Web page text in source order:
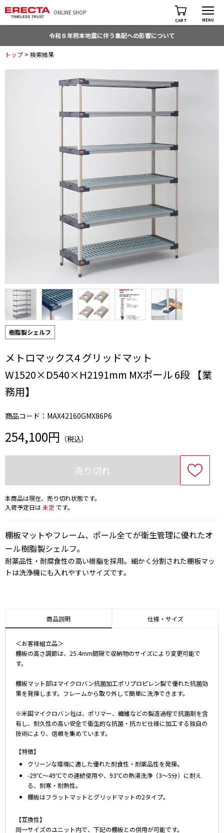
ONLINE SHOP
CART MENU
令和８年熊本地震に伴う集配への影響について
トップ > 検索結果
樹脂製シェルフ
メトロマックス4 グリッドマット
W1520×D540×H2191mm MXポール 6段 【業
務用】
商品コード：MAX42160GMX86P6
254,100円 （税込）
売り切れ
本商品は現在、売り切れ状態です。
入荷予定日は未定 です。
棚板マットやフレーム、ポール全てが衛生管理に優れたオ
ール樹脂製シェルフ。
耐薬品性・耐腐食性の高い樹脂を採用。細かく分割された棚板マッ
トは洗浄機にも入れやすいサイズです。
商品説明 仕様・サイズ
＜お客様組立品＞
棚板の高さ調節は、25.4mm間隔で収納物のサイズにより変更可能で
す。
棚板マット部はマイクロバン抗菌加工ポリプロピレン製で優れた抗菌効
果を発揮します。フレームから取り外して簡単に洗浄できます。
※米国マイクロバン社は、ポリマー、繊維などの製造過程で抗菌剤を含
有し、耐久性の高い安全で衛生的な抗菌・抗カビ仕様に加工する独自の
技術により、信頼を集めています。
【特徴】
クリーンな環境に適した優れた耐食性・耐薬品性を発揮。
-29℃～49℃での連続使用や、93℃の熱湯洗浄（3～5分）に耐え
る、耐寒・耐熱性。
棚板はフラットマットとグリッドマットの2タイプ。
【互換性】
同一サイズのユニット内で、下記の棚板との併用が可能です。